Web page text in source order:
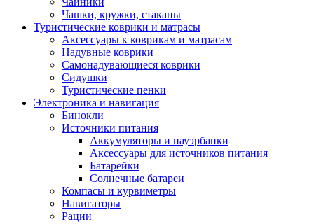
Чашки, кружки, стаканы
Туристические коврики и матрасы
Аксессуары к коврикам и матрасам
Надувные коврики
Самонадувающиеся коврики
Сидушки
Туристические пенки
Электроника и навигация
Бинокли
Источники питания
Аккумуляторы и пауэрбанки
Аксессуары для источников питания
Батарейки
Солнечные батареи
Компасы и курвиметры
Навигаторы
Рации